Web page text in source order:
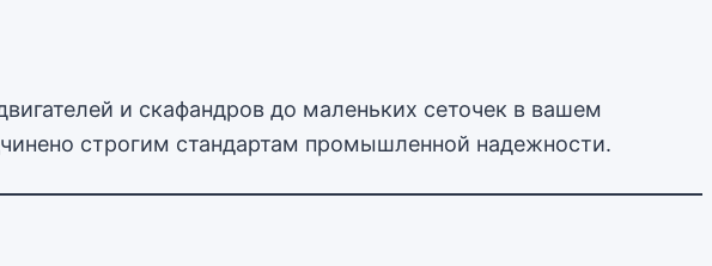
и скафандров до маленьких сеточек в вашем
строгим стандартам промышленной надежности.